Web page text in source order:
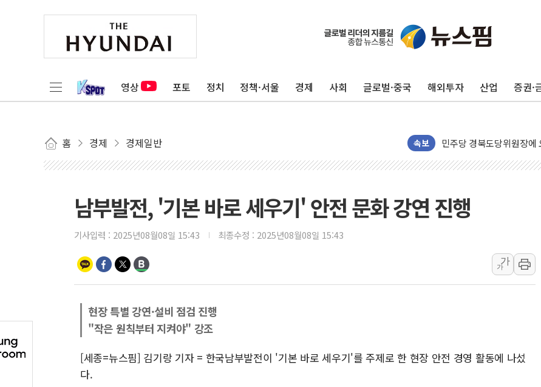
영상 포토 정치 정책·서울 경제 사회 글로벌·중국 해외투자 산업 증권·
홈 경제 경제일반 속보
125mm 폭우 쏟아진 울진
평택 진위면 공장서 질식
상주 낙동강 선착장 하류
[종합] 김민석, 정청래에
인천서 말다툼 중 어머니
김민석, 강원·대구·경북
[속보] 민주, 경북 경선 결
[속보] 민주, 대구 경선 결
[속보] 민주, 강원 경선
정재헌 CEO, SKT 장기
최태원, 노소영에 9440
하나금융, 명동 소상공인
인천시 광복절 현수막 '
병무청, 보충역 전면 손
홈플러스發 대형마트
윤준병·이해민 의원, '정부
'호우·산사태 주의보' 울
남부발전, '기본 바로 세우기' 안전 문화 강연 진행
기사입력 : 2025년08월08일 15:43 최종수정 : 2025년08월08일 15:43
가
가
현장 특별 강연·설비 점검 진행
"작은 원칙부터 지켜야" 강조
[세종=뉴스핌] 김기랑 기자 = 한국남부발전이 '기본 바로 세우기'를 주제로 한 현장 안전 경영 활동에 나섰
다.